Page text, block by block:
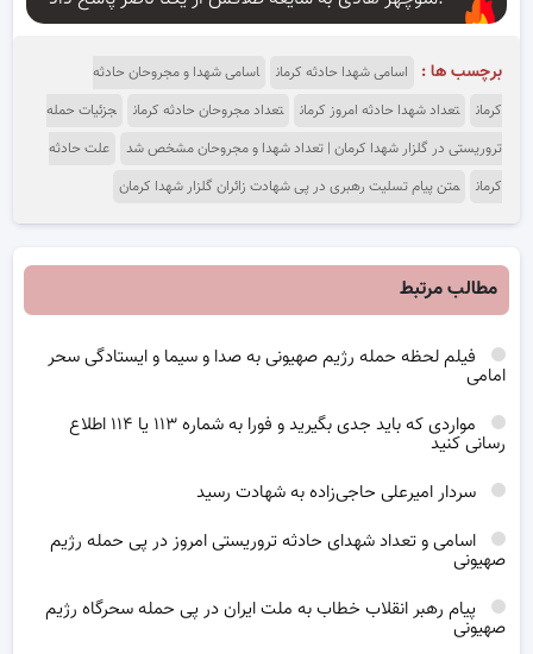
برچسب ها : اسامی شهدا حادثه کرمان
اسامی شهدا و مجروحان حادثه
کرمان
تعداد شهدا حادثه امروز کرمان تعداد مجروحان حادثه کرمان
جزئیات حمله
تروریستی در گلزار شهدا کرمان | تعداد شهدا و مجروحان مشخص شد
علت حادثه
کرمان
متن پیام تسلیت رهبری در پی شهادت زائران گلزار شهدا کرمان
مطالب مرتبط
فیلم لحظه حمله رژیم صهیونی به صدا و سیما و ایستادگی سحر
امامی
مواردی که باید جدی بگیرید و فورا به شماره ۱۱۳ یا ۱۱۴ اطلاع
رسانی کنید
سردار امیرعلی حاجی‌زاده به شهادت رسید
اسامی و تعداد شهدای حادثه تروریستی امروز در پی حمله رژیم
صهیونی
پیام رهبر انقلاب خطاب به ملت ایران در پی حمله سحرگاه رژیم
صهیونی